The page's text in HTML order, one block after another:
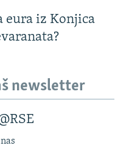
eura iz Konjica
newsletter